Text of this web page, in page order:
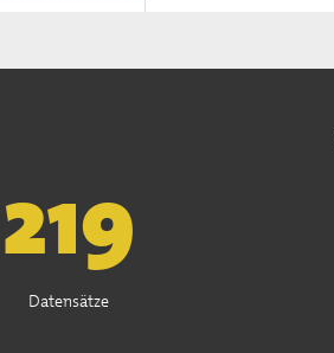
222
Datensätze